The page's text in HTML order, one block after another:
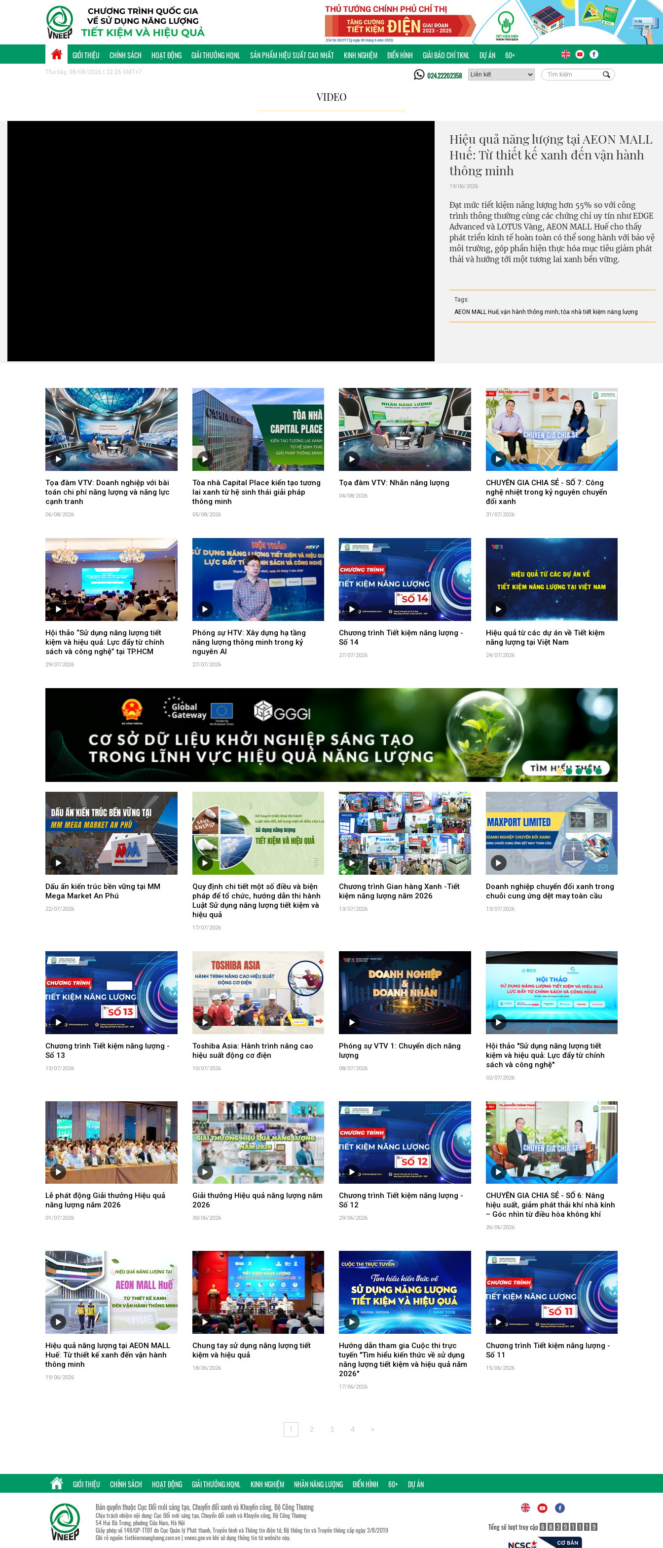
GIỚI THIỆU CHÍNH SÁCH HOẠT ĐỘNG GIẢI THƯỞNG HQNL SẢN PHẨM HIỆU SUẤT CAO NHẤT KINH NGHIỆM ĐIỂN HÌNH GIẢI BÁO CHÍ TKNL DỰ ÁN 60+
Thứ bảy, 08/08/2026 | 22:26 GMT+7 024.22202358
VIDEO
Hiệu quả năng lượng tại AEON MALL
Huế: Từ thiết kế xanh đến vận hành
thông minh
19/06/2026
Đạt mức tiết kiệm năng lượng hơn 55% so với công
trình thông thường cùng các chứng chỉ uy tín như EDGE
Advanced và LOTUS Vàng, AEON MALL Huế cho thấy
phát triển kinh tế hoàn toàn có thể song hành với bảo vệ
môi trường, góp phần hiện thực hóa mục tiêu giảm phát
thải và hướng tới một tương lai xanh bền vững.
Tags:
AEON MALL Huế; vận hành thông minh; tòa nhà tiết kiệm năng lượng
Tọa đàm VTV: Doanh nghiệp với bài
toán chi phí năng lượng và năng lực
cạnh tranh
06/08/2026
Tòa nhà Capital Place kiến tạo tương
lai xanh từ hệ sinh thái giải pháp
thông minh
05/08/2026
Tọa đàm VTV: Nhãn năng lượng
04/08/2026
CHUYÊN GIA CHIA SẺ - SỐ 7: Công
nghệ nhiệt trong kỷ nguyên chuyển
đổi xanh
31/07/2026
Hội thảo “Sử dụng năng lượng tiết
kiệm và hiệu quả: Lực đẩy từ chính
sách và công nghệ” tại TP.HCM
29/07/2026
Phóng sự HTV: Xây dựng hạ tầng
năng lượng thông minh trong kỷ
nguyên AI
27/07/2026
Chương trình Tiết kiệm năng lượng -
Số 14
27/07/2026
Hiệu quả từ các dự án về Tiết kiệm
năng lượng tại Việt Nam
24/07/2026
Dấu ấn kiến trúc bền vững tại MM
Mega Market An Phú
22/07/2026
Quy định chi tiết một số điều và biện
pháp để tổ chức, hướng dẫn thi hành
Luật Sử dụng năng lượng tiết kiệm và
hiệu quả
17/07/2026
Chương trình Gian hàng Xanh -Tiết
kiệm năng lượng năm 2026
13/07/2026
Doanh nghiệp chuyển đổi xanh trong
chuỗi cung ứng dệt may toàn cầu
13/07/2026
Chương trình Tiết kiệm năng lượng -
Số 13
13/07/2026
Toshiba Asia: Hành trình nâng cao
hiệu suất động cơ điện
10/07/2026
Phóng sự VTV 1: Chuyển dịch năng
lượng
08/07/2026
Hội thảo "Sử dụng năng lượng tiết
kiệm và hiệu quả: Lực đẩy từ chính
sách và công nghệ"
02/07/2026
Lễ phát động Giải thưởng Hiệu quả
năng lượng năm 2026
01/07/2026
Giải thưởng Hiệu quả năng lượng năm
2026
30/06/2026
Chương trình Tiết kiệm năng lượng -
Số 12
29/06/2026
CHUYÊN GIA CHIA SẺ - SỐ 6: Nâng
hiệu suất, giảm phát thải khí nhà kính
– Góc nhìn từ điều hòa không khí
26/06/2026
Hiệu quả năng lượng tại AEON MALL
Huế: Từ thiết kế xanh đến vận hành
thông minh
19/06/2026
Chung tay sử dụng năng lượng tiết
kiệm và hiệu quả
18/06/2026
Hướng dẫn tham gia Cuộc thi trực
tuyến "Tìm hiểu kiến thức về sử dụng
năng lượng tiết kiệm và hiệu quả năm
2026"
17/06/2026
Chương trình Tiết kiệm năng lượng -
Số 11
15/06/2026
1 2 3 4 >
GIỚI THIỆU CHÍNH SÁCH HOẠT ĐỘNG GIẢI THƯỞNG HQNL KINH NGHIỆM NHÃN NĂNG LƯỢNG ĐIỂN HÌNH 60+ DỰ ÁN
Bản quyền thuộc Cục Đổi mới sáng tạo, Chuyển đổi xanh và Khuyến công, Bộ Công Thương
Chịu trách nhiệm nội dung: Cục Đổi mới sáng tạo, Chuyển đổi xanh và Khuyến công, Bộ Công Thương
54 Hai Bà Trưng, phường Cửa Nam, Hà Nội
Giấy phép số 148/GP-TTĐT do Cục Quản lý Phát thanh, Truyền hình và Thông tin điện tử, Bộ thông tin và Truyền thông cấp ngày 3/8/2019
Ghi rõ nguồn:tietkiemnangluong.com.vn|vneec.gov.vnkhi sử dụng thông tin từ website này.
Tổng số lượt truy cập 6 8 3 9 1 1 1 9